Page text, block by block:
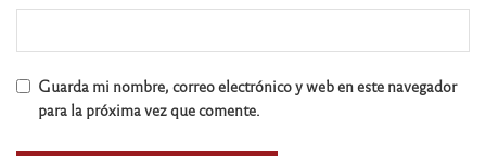
Guarda mi nombre, correo electrónico y web en este navegador
para la próxima vez que comente.